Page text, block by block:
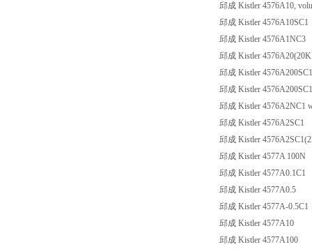
邱成 Kistler 4576A10,
邱成 Kistler 4576A10SC1
邱成 Kistler 4576A1NC3
邱成 Kistler
邱成 Kistler 4576A200SC1
邱成 Kistler
邱成 Kistler 4576A2NC1
邱成 Kistler 4576A2SC1
邱成 Kistler
邱成 Kistler 4577A 100N
邱成 Kistler 4577A0.1C1
邱成 Kistler 4577A0.5
邱成 Kistler 4577A-0.5C1
邱成 Kistler 4577A10
邱成 Kistler 4577A100